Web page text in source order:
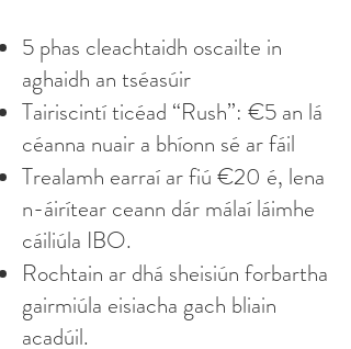
5 phas cleachtaidh oscailte in
aghaidh an tséasúir
Tairiscintí ticéad “Rush”: €5 an lá
céanna nuair a bhíonn sé ar fáil
Trealamh earraí ar fiú €20 é, lena
n-áirítear ceann dár málaí láimhe
cáiliúla IBO.
Rochtain ar dhá sheisiún forbartha
gairmiúla eisiacha gach bliain
acadúil.